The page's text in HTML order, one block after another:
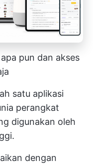
pun dan akses
satu aplikasi
perangkat
digunakan oleh
dengan